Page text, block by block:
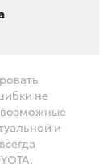
не
возможные
и